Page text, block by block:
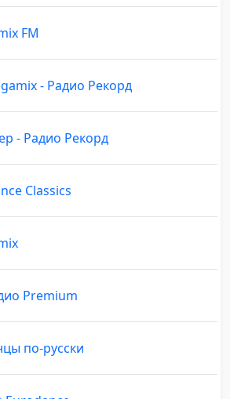
FM
- Радио Рекорд
- Радио Рекорд
Classics
Premium
по-русски